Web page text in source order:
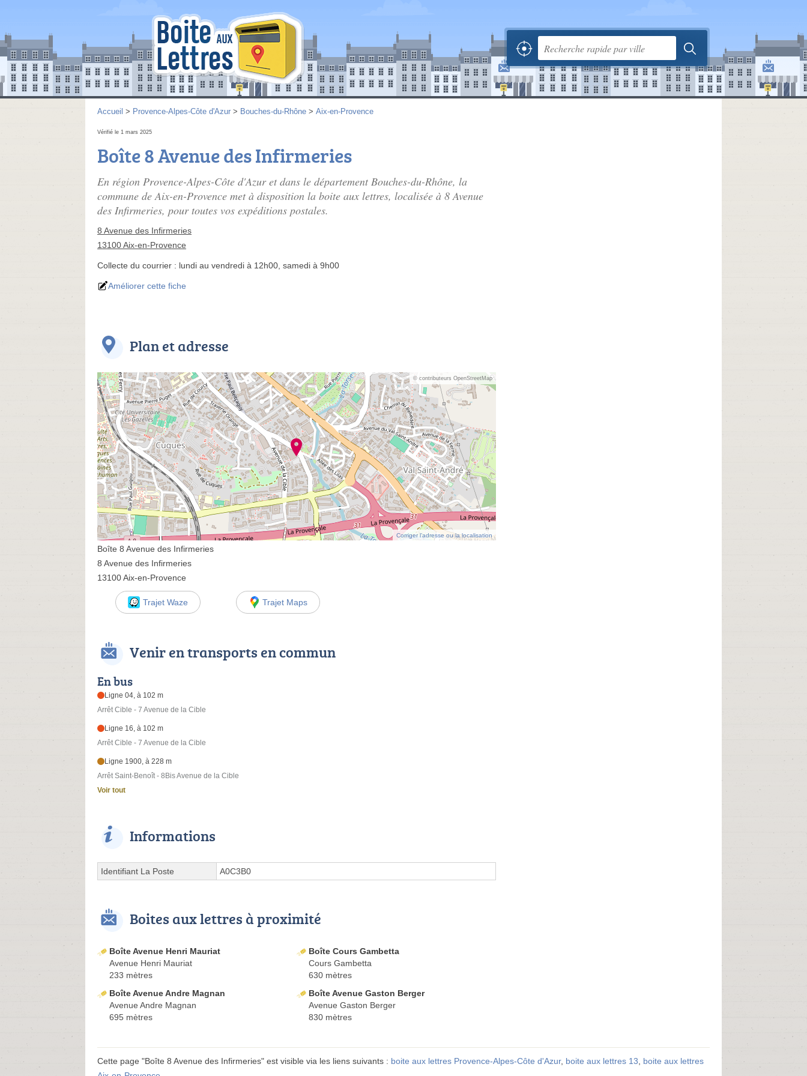
Accueil > Provence-Alpes-Côte d'Azur > Bouches-du-Rhône > Aix-en-Provence
Vérifié le 1 mars 2025
Boîte 8 Avenue des Infirmeries
En région Provence-Alpes-Côte d'Azur et dans le département Bouches-du-Rhône, la
commune de Aix-en-Provence met à disposition la boite aux lettres, localisée à 8 Avenue
des Infirmeries, pour toutes vos expéditions postales.
8 Avenue des Infirmeries
13100 Aix-en-Provence
Collecte du courrier : lundi au vendredi à 12h00, samedi à 9h00
Améliorer cette fiche
Plan et adresse
© contributeurs OpenStreetMap
Corriger l’adresse ou la localisation
Boîte 8 Avenue des Infirmeries
8 Avenue des Infirmeries
13100 Aix-en-Provence
Trajet Waze Trajet Maps
Venir en transports en commun
En bus
Ligne 04, à 102 m
Arrêt Cible - 7 Avenue de la Cible
Ligne 16, à 102 m
Arrêt Cible - 7 Avenue de la Cible
Ligne 1900, à 228 m
Arrêt Saint-Benoît - 8Bis Avenue de la Cible
Voir tout
Informations
Identifiant La Poste A0C3B0
Boites aux lettres à proximité
Boîte Avenue Henri Mauriat
Avenue Henri Mauriat
233 mètres
Boîte Cours Gambetta
Cours Gambetta
630 mètres
Boîte Avenue Andre Magnan
Avenue Andre Magnan
695 mètres
Boîte Avenue Gaston Berger
Avenue Gaston Berger
830 mètres
Cette page "Boîte 8 Avenue des Infirmeries" est visible via les liens suivants : boite aux lettres Provence-Alpes-Côte d'Azur, boite aux lettres 13, boite aux lettres